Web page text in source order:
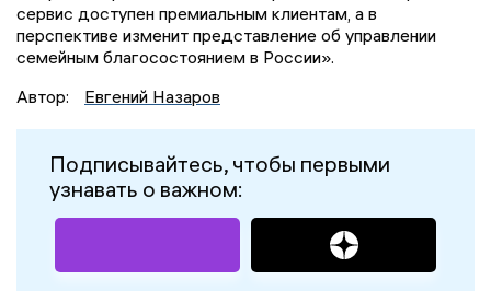
сервис доступен премиальным клиентам, а в
перспективе изменит представление об управлении
семейным благосостоянием в России».
Автор:
Евгений Назаров
Подписывайтесь, чтобы первыми
узнавать о важном: